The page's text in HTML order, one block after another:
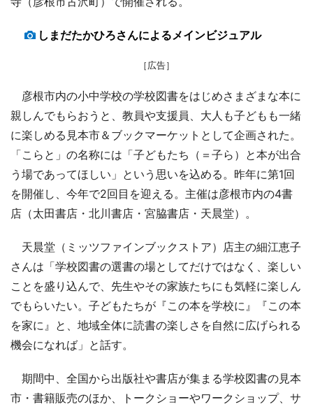
しまだたかひろさんによるメインビジュアル
［広告］
彦根市内の小中学校の学校図書をはじめさまざまな本に
親しんでもらおうと、教員や支援員、大人も子どもも一緒
に楽しめる見本市＆ブックマーケットとして企画された。
「こらと」の名称には「子どもたち（＝子ら）と本が出合
う場であってほしい」という思いを込める。昨年に第1回
を開催し、今年で2回目を迎える。主催は彦根市内の4書
店（太田書店・北川書店・宮脇書店・天晨堂）。
天晨堂（ミッツファインブックストア）店主の細江恵子
さんは「学校図書の選書の場としてだけではなく、楽しい
ことを盛り込んで、先生やその家族たちにも気軽に楽しん
でもらいたい。子どもたちが『この本を学校に』『この本
を家に』と、地域全体に読書の楽しさを自然に広げられる
機会になれば」と話す。
期間中、全国から出版社や書店が集まる学校図書の見本
市・書籍販売のほか、トークショーやワークショップ、サ